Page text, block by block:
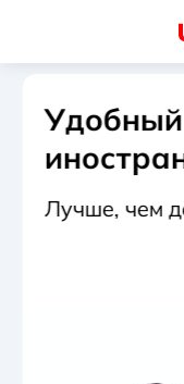
Лучше, чем